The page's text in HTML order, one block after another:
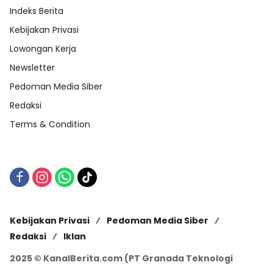
Indeks Berita
Kebijakan Privasi
Lowongan Kerja
Newsletter
Pedoman Media Siber
Redaksi
Terms & Condition
Kebijakan Privasi
Pedoman Media Siber
Redaksi
Iklan
2025 © KanalBerita.com (PT Granada Teknologi